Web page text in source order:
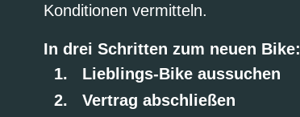
Konditionen vermitteln.
In drei Schritten zum neuen Bike:
Lieblings-Bike aussuchen
Vertrag abschließen